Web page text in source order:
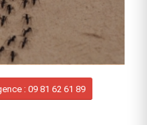
: 09 81 62 61 89